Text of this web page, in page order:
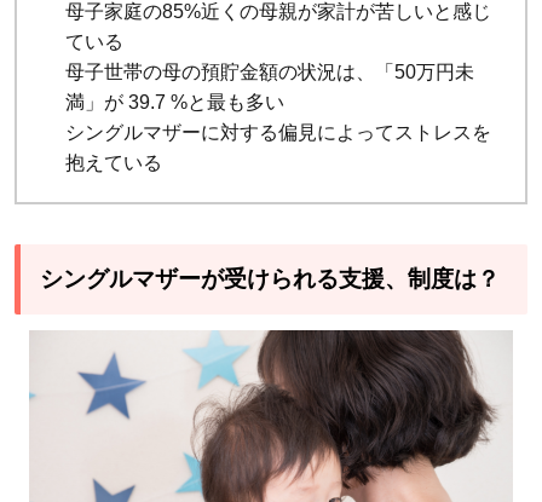
母子家庭の85%近くの母親が家計が苦しいと感じ
ている
母子世帯の母の預貯金額の状況は、「50万円未
満」が 39.7 %と最も多い
シングルマザーに対する偏見によってストレスを
抱えている
シングルマザーが受けられる支援、制度は？